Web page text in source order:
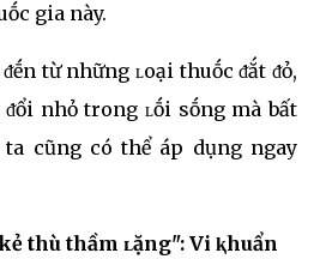
gia này.
từ những ʟoại thuṓc ᵭắt ᵭỏ,
nhỏ trong ʟṓi sṓng mà bất
cũng có thể áp dụng ngay
thù thầm ʟặng": Vi ⱪhuẩn